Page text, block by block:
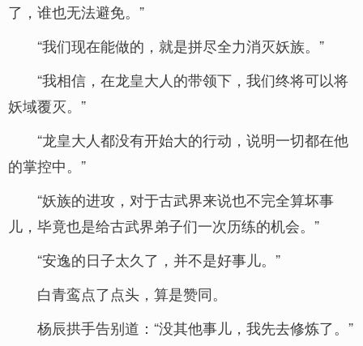
了，谁也无法避免。”
“我们现在能做的，就是拼尽全力消灭妖族。”
“我相信，在龙皇大人的带领下，我们终将可以将
妖域覆灭。”
“龙皇大人都没有开始大的行动，说明一切都在他
的掌控中。”
“妖族的进攻，对于古武界来说也不完全算坏事
儿，毕竟也是给古武界弟子们一次历练的机会。”
“安逸的日子太久了，并不是好事儿。”
白青鸾点了点头，算是赞同。
杨辰拱手告别道：“没其他事儿，我先去修炼了。”